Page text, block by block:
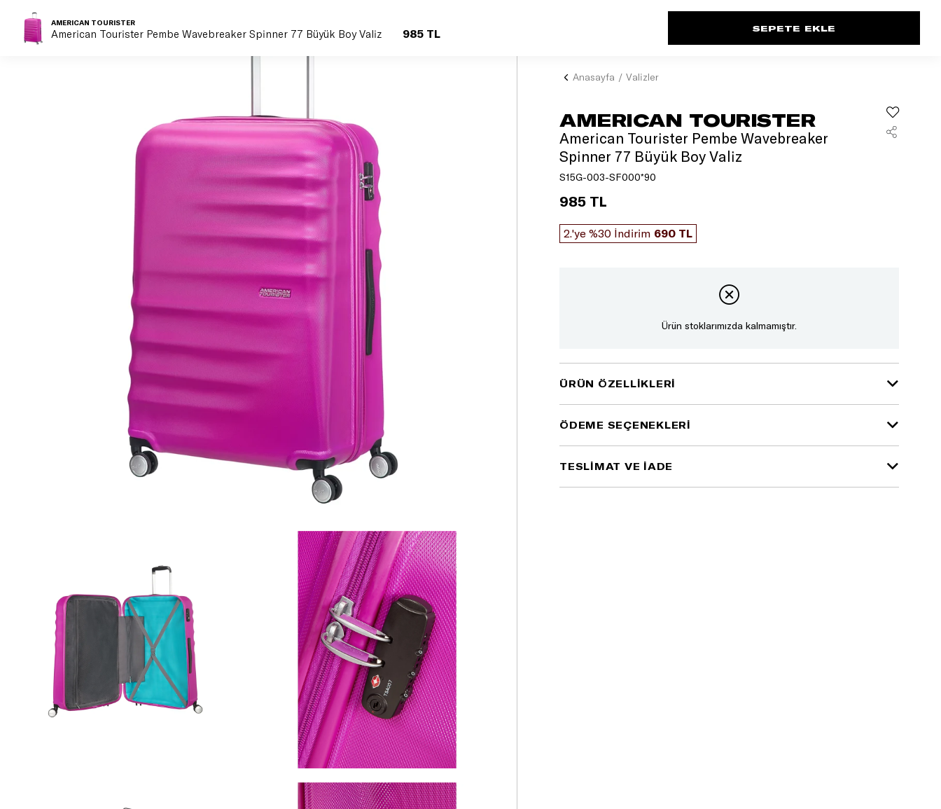
Anasayfa Valizler
AMERICAN TOURISTER
American Tourister Pembe Wavebreaker
Spinner 77 Büyük Boy Valiz
S15G-003-SF000*90
985 TL
2.'ye %30 İndirim 690 TL
Ürün stoklarımızda kalmamıştır.
ÜRÜN ÖZELLIKLERI
ÖDEME SEÇENEKLERI
TESLİMAT VE İADE
AMERICAN TOURISTER
American Tourister Pembe Wavebreaker Spinner 77 Büyük Boy Valiz 985 TL